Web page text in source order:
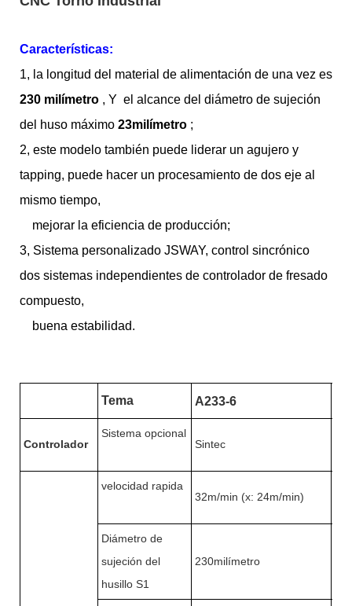
Características:
1, la longitud del material de alimentación de una vez es
230 milímetro , Y el alcance del diámetro de sujeción
del huso máximo 23milímetro ;
2, este modelo también puede liderar un agujero y
tapping, puede hacer un procesamiento de dos eje al
mismo tiempo,
mejorar la eficiencia de producción;
3, Sistema personalizado JSWAY, control sincrónico
dos sistemas independientes de controlador de fresado
compuesto,
buena estabilidad.
Tema A233-6
Controlador
Sistema opcional
Sintec
velocidad rapida
32m/min (x: 24m/min)
Diámetro de
sujeción del
husillo S1
230milímetro